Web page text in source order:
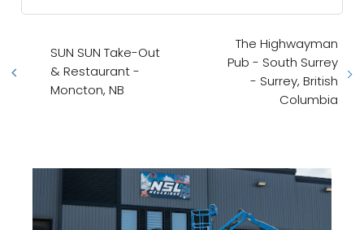
SUN SUN Take-Out
& Restaurant -
Moncton, NB
The Highwayman
Pub - South Surrey
- Surrey, British
Columbia